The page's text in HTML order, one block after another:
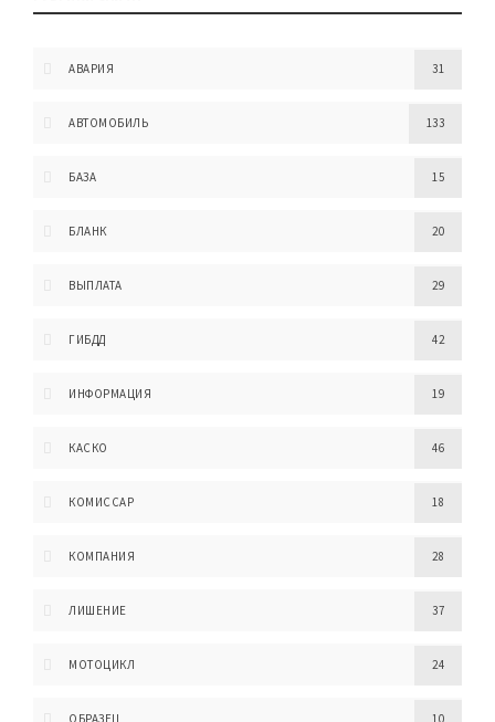
АВАРИЯ 31
АВТОМОБИЛЬ 133
БАЗА 15
БЛАНК 20
ВЫПЛАТА 29
ГИБДД 42
ИНФОРМАЦИЯ 19
КАСКО 46
КОМИССАР 18
КОМПАНИЯ 28
ЛИШЕНИЕ 37
МОТОЦИКЛ 24
ОБРАЗЕЦ 10